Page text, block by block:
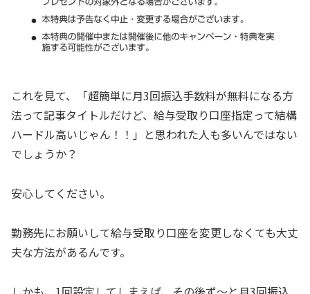
これを見て、「超簡単に月3回振込手数料が無料になる方
法って記事タイトルだけど、給与受取り口座指定って結構
ハードル高いじゃん！！」と思われた人も多いんではない
でしょうか？
安心してください。
勤務先にお願いして給与受取り口座を変更しなくても大丈
夫な方法があるんです。